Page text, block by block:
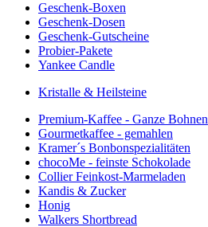
Geschenk-Boxen
Geschenk-Dosen
Geschenk-Gutscheine
Probier-Pakete
Yankee Candle
Kristalle & Heilsteine
Premium-Kaffee - Ganze Bohnen
Gourmetkaffee - gemahlen
Kramer´s Bonbonspezialitäten
chocoMe - feinste Schokolade
Collier Feinkost-Marmeladen
Kandis & Zucker
Honig
Walkers Shortbread